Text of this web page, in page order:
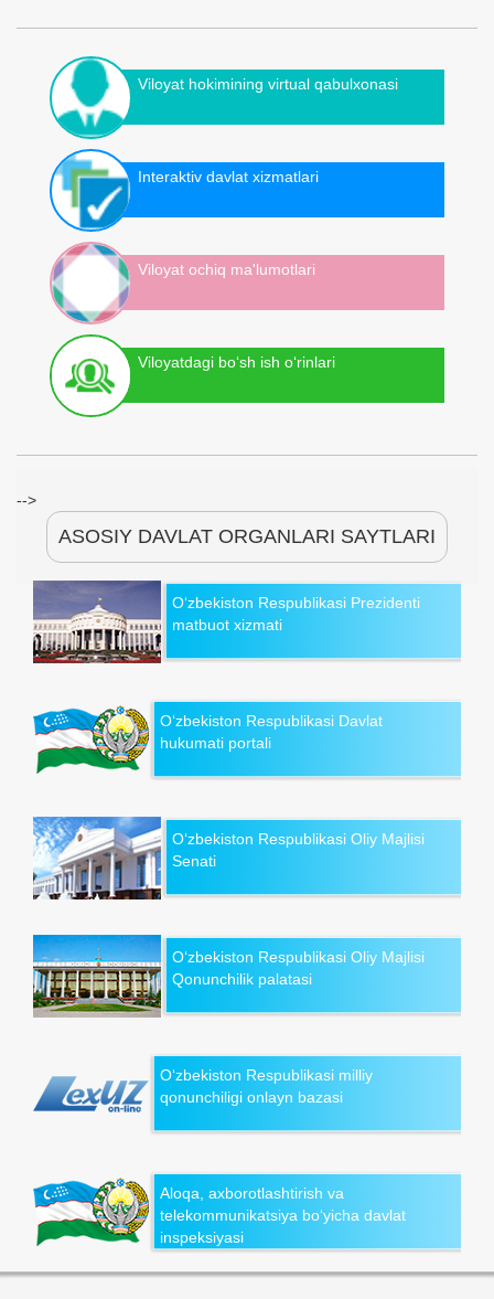
Viloyat hokimining virtual qabulxonasi
Interaktiv davlat xizmatlari
Viloyat ochiq ma'lumotlari
Viloyatdagi bo‘sh ish o‘rinlari
-->
ASOSIY DAVLAT ORGANLARI SAYTLARI
O‘zbekiston Respublikasi Prezidenti
matbuot xizmati
O‘zbekiston Respublikasi Davlat
hukumati portali
O‘zbekiston Respublikasi Oliy Majlisi
Senati
O‘zbekiston Respublikasi Oliy Majlisi
Qonunchilik palatasi
O‘zbekiston Respublikasi milliy
qonunchiligi onlayn bazasi
Aloqa, axborotlashtirish va
telekommunikatsiya bo‘yicha davlat
inspeksiyasi